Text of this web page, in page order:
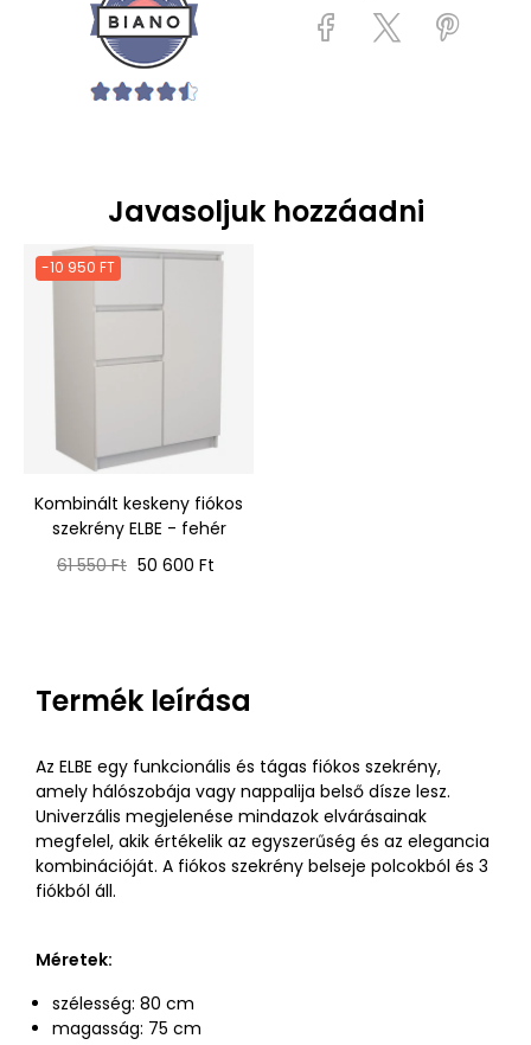
Javasoljuk hozzáadni
-10 950 FT
Kombinált keskeny fiókos
szekrény ELBE - fehér
Normál
61 550 Ft Ár
50 600 Ft
Termék leírása
Az ELBE egy funkcionális és tágas fiókos szekrény,
amely hálószobája vagy nappalija belső dísze lesz.
Univerzális megjelenése mindazok elvárásainak
megfelel, akik értékelik az egyszerűség és az elegancia
kombinációját. A fiókos szekrény belseje polcokból és 3
fiókból áll.
Méretek:
szélesség: 80 cm
magasság: 75 cm